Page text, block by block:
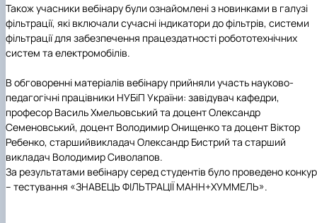
Також учасники вебінару були ознайомлені з новинками в галузі
фільтрації, які включали сучасні індикатори до фільтрів, системи
фільтрації для забезпечення працездатності робототехнічних
систем та електромобілів.
В обговоренні матеріалів вебінару прийняли участь науково-
педагогічні працівники НУБіП України: завідувач кафедри,
професор Василь Хмельовський та доцентОлександр
Семеновський, доцент Володимир Онищенкота доцент Віктор
Ребенко, старшийвикладач Олександр Бистрий та старший
викладач Володимир Сиволапов.
За результатами вебінару серед студентів було проведено
– тестування «ЗНАВЕЦЬ ФІЛЬТРАЦІЇ МАНН+ХУММЕЛЬ».